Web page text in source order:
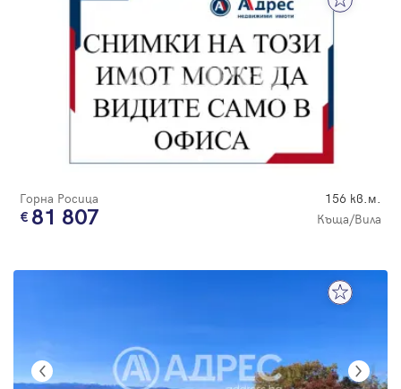
Горна Росица 156 кв.м.
81 807 Къща/Вила